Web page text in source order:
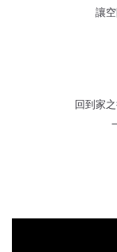
讓
回到家